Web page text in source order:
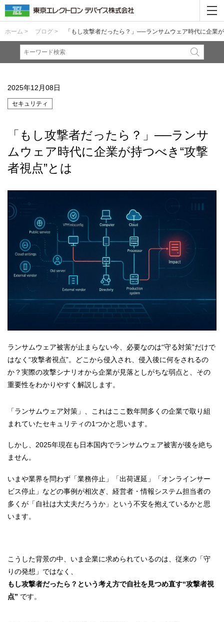
ホーム > ブログ > 「もし攻撃者だったら？」──ランサムウェア時代に企業
2025年12月08日
セキュリティ
「もし攻撃者だったら？」──ランサ
ムウェア時代に企業が持つべき“攻撃
者視点”とは
ランサムウェア被害が止まらない今、必要なのは“守る対策”だけで
はなく“攻撃者視点”。どこから侵入され、侵入後に何をされるの
か？実際の攻撃シナリオから企業が見落としがちな弱点と、その
重要性をわかりやすく解説します。
「ランサムウェア対策」、これはここ数年間多くの企業で取り組
まれていたセキュリティの1つかと思います。
しかし、2025年現在も日本国内でランサムウェア被害が後を絶ち
ません。
いまや業界を問わず「業務停止」「出荷遅延」「オンラインサー
ビス停止」などの事例が相次ぎ、経営者・情報システム担当者の
多くが「自社は大丈夫だろうか」という不安を抱えているかと思
います。
こうした背景の中、いま企業に求められているのは、従来の「守
りの発想」ではなく、
もし攻撃者だったら？という考え方で自社を見つめ直す“攻撃者視
点” です。